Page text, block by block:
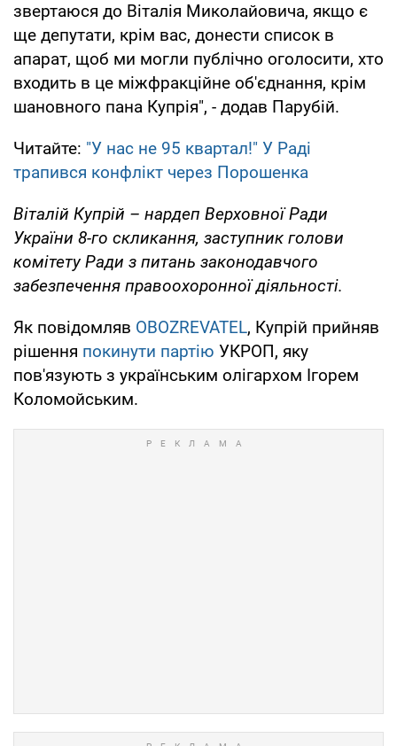
звертаюся до Віталія Миколайовича, якщо є
ще депутати, крім вас, донести список в
апарат, щоб ми могли публічно оголосити, хто
входить в це міжфракційне об'єднання, крім
шановного пана Купрія", - додав Парубій.
Читайте: "У нас не 95 квартал!" У Раді
трапився конфлікт через Порошенка
Віталій Купрій – нардеп Верховної Ради
України 8-го скликання, заступник голови
комітету Ради з питань законодавчого
забезпечення правоохоронної діяльності.
Як повідомляв OBOZREVATEL, Купрій прийняв
рішення покинути партію УКРОП, яку
пов'язують з українським олігархом Ігорем
Коломойським.